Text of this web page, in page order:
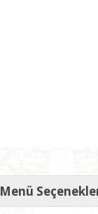
Menü